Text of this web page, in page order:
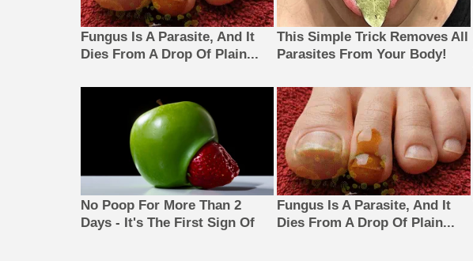
Fungus Is A Parasite, And It
Dies From A Drop Of Plain...
This Simple Trick Removes All
Parasites From Your Body!
No Poop For More Than 2
Days - It's The First Sign Of
Fungus Is A Parasite, And It
Dies From A Drop Of Plain...